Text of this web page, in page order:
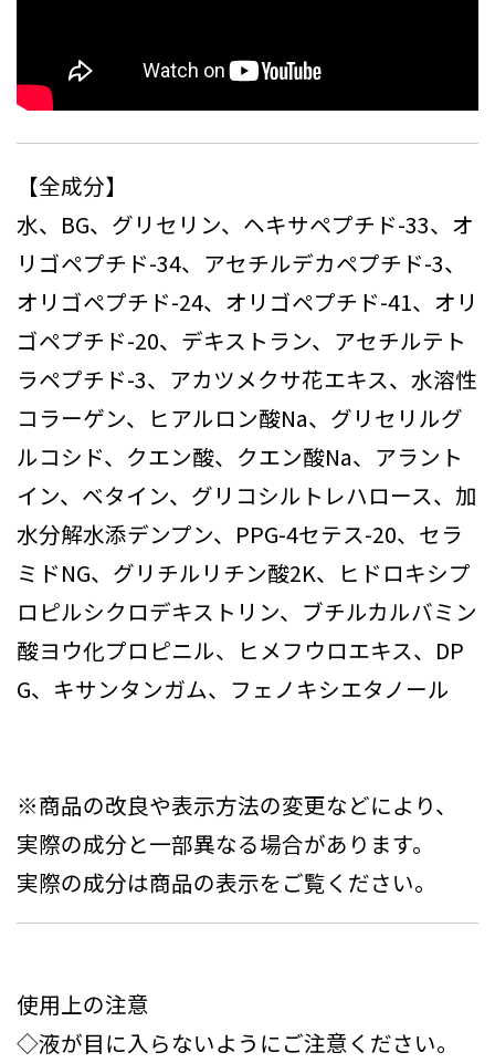
【全成分】
水、BG、グリセリン、ヘキサペプチド-33、オ
リゴペプチド-34、アセチルデカペプチド-3、
オリゴペプチド-24、オリゴペプチド-41、オリ
ゴペプチド-20、デキストラン、アセチルテト
ラペプチド-3、アカツメクサ花エキス、水溶性
コラーゲン、ヒアルロン酸Na、グリセリルグ
ルコシド、クエン酸、クエン酸Na、アラント
イン、ベタイン、グリコシルトレハロース、加
水分解水添デンプン、PPG-4セテス-20、セラ
ミドNG、グリチルリチン酸2K、ヒドロキシプ
ロピルシクロデキストリン、ブチルカルバミン
酸ヨウ化プロピニル、ヒメフウロエキス、DP
G、キサンタンガム、フェノキシエタノール
※商品の改良や表示方法の変更などにより、
実際の成分と一部異なる場合があります。
実際の成分は商品の表示をご覧ください。
使用上の注意
◇液が目に入らないようにご注意ください。